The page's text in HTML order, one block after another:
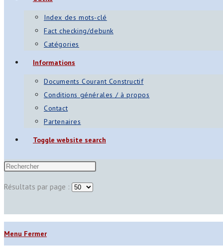
Index des mots-clé
Fact checking/debunk
Catégories
Informations
Documents Courant Constructif
Conditions générales / à propos
Contact
Partenaires
Toggle website search
Résultats par page :
Menu Fermer